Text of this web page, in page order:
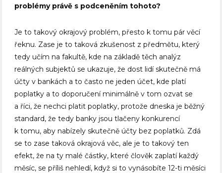
problémy právě s podceněním tohoto?
Je to takový okrajový problém, přesto k tomu pár věcí
řeknu. Zase je to taková zkušenost z předmětu, který
tedy učím na fakultě, kde na základě těch analýz
reálných subjektů se ukazuje, že dost lidí skutečně má
účty v bankách a to často ne jeden účet, kde platí
poplatky a to doporučení minimálně v tom ozvat se
a říci, že nechci platit poplatky, protože dneska je běžný
standard, že tedy banky jsou tlačeny konkurencí
k tomu, aby nabízely skutečně účty bez poplatků. Zdá
se to zase taková okrajová věc, ale je to takový ten
efekt, že na ty malé částky, které člověk zaplatí každý
měsíc, se příliš nehledí, když si to vynásobíte 12-ti měsíci